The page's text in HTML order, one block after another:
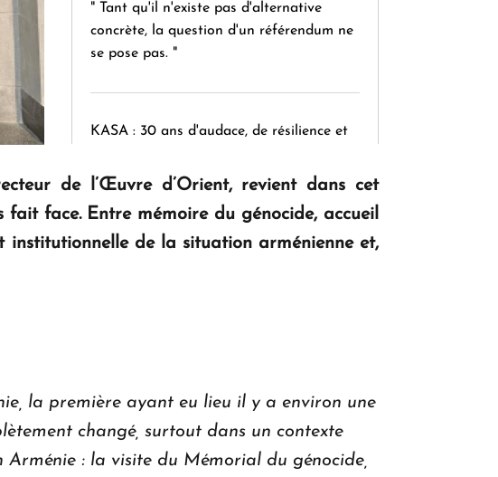
" Tant qu'il n'existe pas d'alternative
concrète, la question d'un référendum ne
se pose pas. "
KASA : 30 ans d'audace, de résilience et
Le premier hôtel Hyatt Regency
de l’Œuvre d’Orient, revient dans cet
fait face. Entre mémoire du génocide, accueil
institutionnelle de la situation arménienne et,
la première ayant eu lieu il y a environ une
changé, surtout dans un contexte
Arménie : la visite du Mémorial du génocide,